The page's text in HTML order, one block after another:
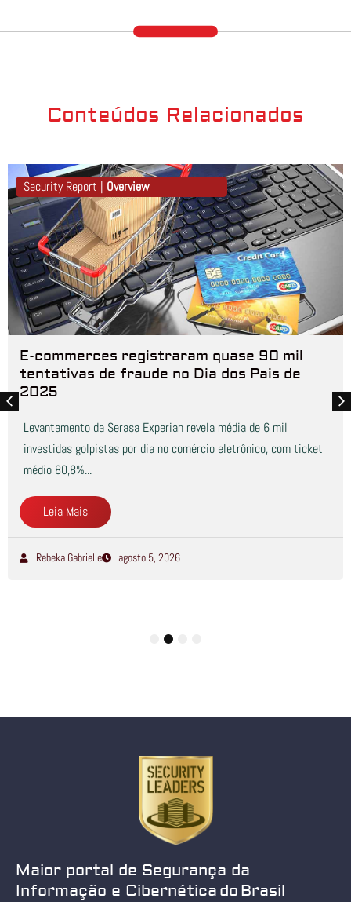
Conteúdos Relacionados
Security Report | Overview
E-commerces registraram quase 90 mil
tentativas de fraude no Dia dos Pais de
2025
Levantamento da Serasa Experian revela média de 6 mil
investidas golpistas por dia no comércio eletrônico, com ticket
médio 80,8%...
Leia Mais
Rebeka Gabrielle agosto 5, 2026
Maior portal de Segurança da
Informação e Cibernética do Brasil